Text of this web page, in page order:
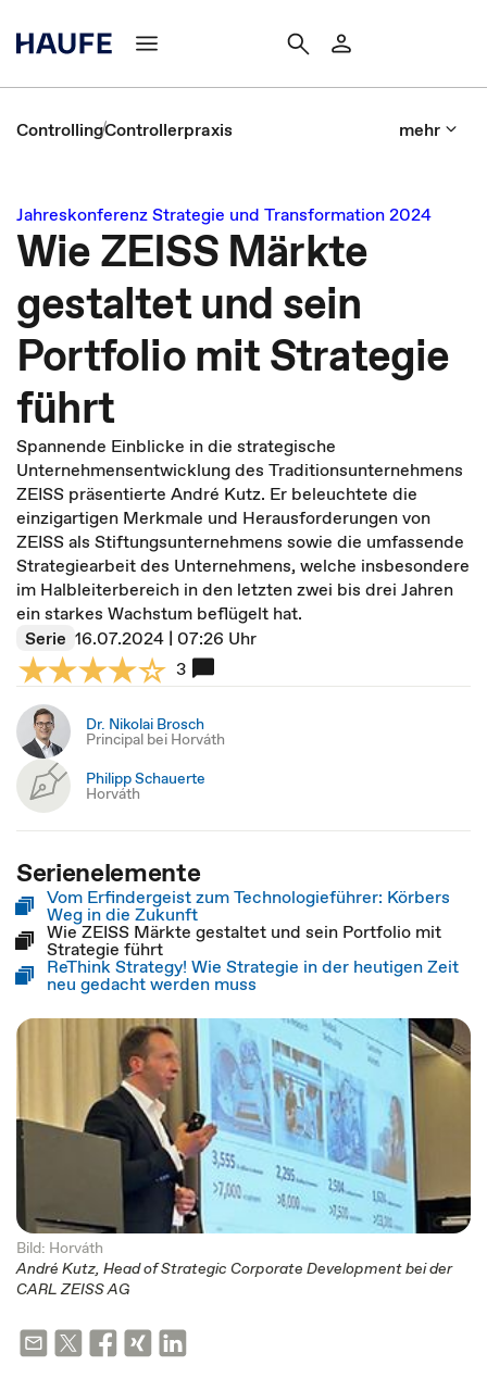
ControllingControllerpraxis mehr
Jahreskonferenz Strategie und Transformation 2024
Wie ZEISS Märkte
gestaltet und sein
Portfolio mit Strategie
führt
Spannende Einblicke in die strategische
Unternehmensentwicklung des Traditionsunternehmens
ZEISS präsentierte André Kutz. Er beleuchtete die
einzigartigen Merkmale und Herausforderungen von
ZEISS als Stiftungsunternehmens sowie die umfassende
Strategiearbeit des Unternehmens, welche insbesondere
im Halbleiterbereich in den letzten zwei bis drei Jahren
ein starkes Wachstum beflügelt hat.
Serie 16.07.2024 | 07:26 Uhr
3
Dr. Nikolai Brosch
Principal bei Horváth
Philipp Schauerte
Horváth
Serienelemente
Vom Erfindergeist zum Technologieführer: Körbers
Weg in die Zukunft
Wie ZEISS Märkte gestaltet und sein Portfolio mit
Strategie führt
ReThink Strategy! Wie Strategie in der heutigen Zeit
neu gedacht werden muss
Bild: Horváth
André Kutz, Head of Strategic Corporate Development bei der
CARL ZEISS AG